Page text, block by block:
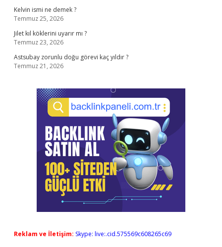
Kelvin ismi ne demek ?
Temmuz 25, 2026
Jilet kıl köklerini uyarır mı ?
Temmuz 23, 2026
Astsubay zorunlu doğu görevi kaç yıldır ?
Temmuz 21, 2026
Reklam ve İletişim: Skype: live:.cid.575569c608265c69